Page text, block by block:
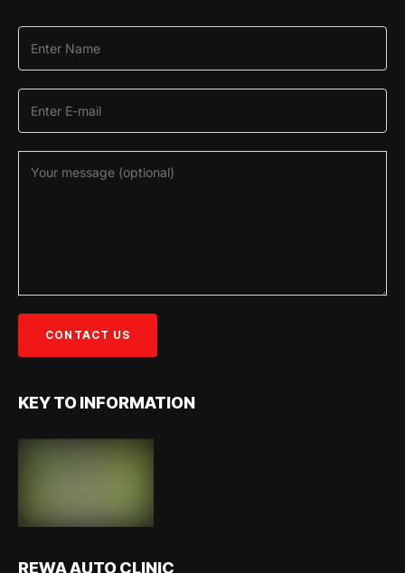
KEY TO INFORMATION
REWA AUTO CLINIC